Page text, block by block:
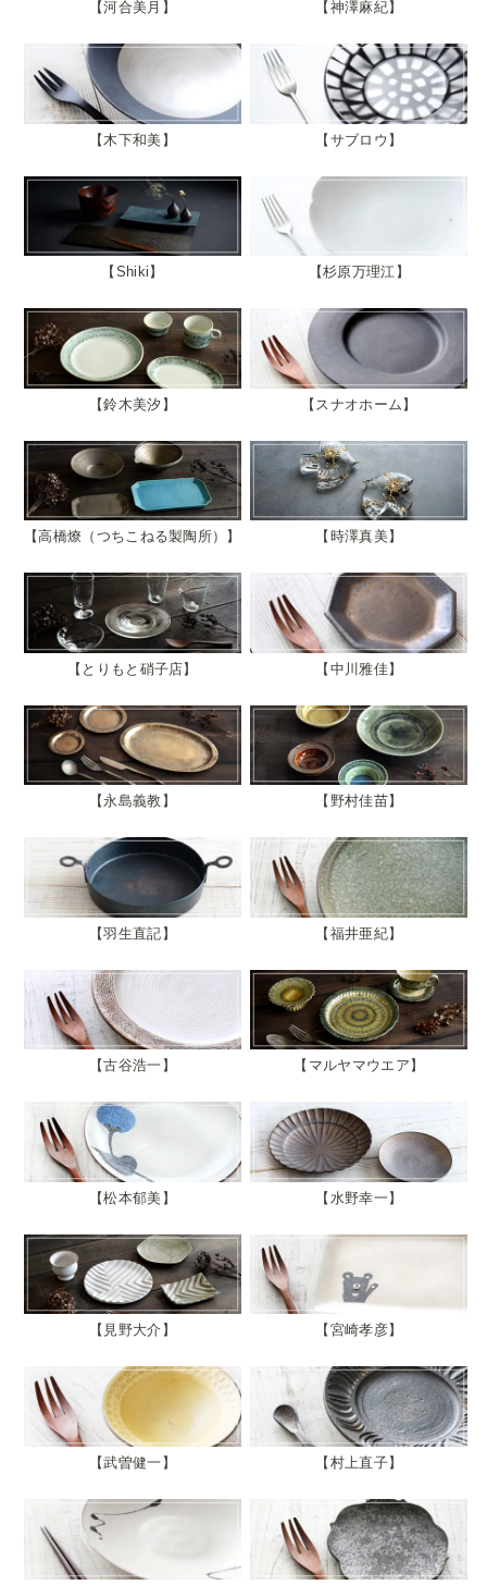
河合美月 神澤麻紀
木下和美 サブロウ
Shiki 杉原万理江
鈴木美汐 スナオホーム
高橋燎（つちこねる製陶所） 時澤真美
とりもと硝子店 中川雅佳
永島義教 野村佳苗
羽生直記 福井亜紀
古谷浩一 マルヤマウエア
松本郁美 水野幸一
見野大介 宮崎孝彦
武曽健一 村上直子